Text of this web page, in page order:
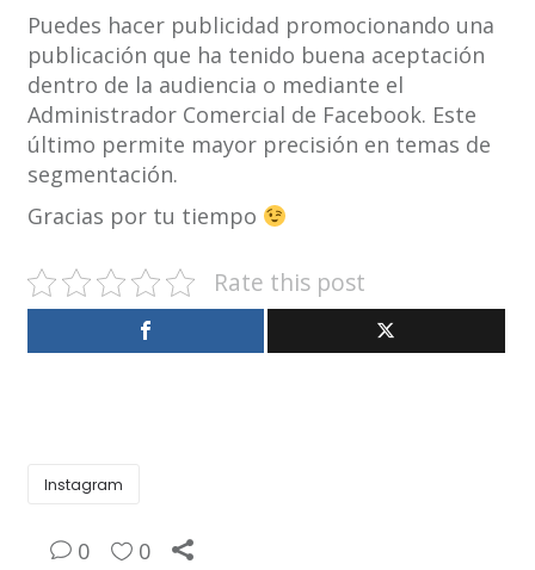
Puedes hacer publicidad promocionando una
publicación que ha tenido buena aceptación
dentro de la audiencia o mediante el
Administrador Comercial de Facebook. Este
último permite mayor precisión en temas de
segmentación.
Gracias por tu tiempo
Rate this post
Instagram
0 0